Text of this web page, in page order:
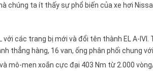
chúng ta ít thấy sự phổ biến của xe hơi
các trang bị mới và đổi tên thành EL A-
thẳng hàng, 16 van, ống phân phối chung
mô-men xoắn cực đại 403 Nm từ 2.000